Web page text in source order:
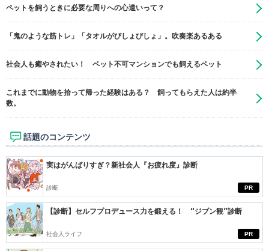
ペットを飼うときに必要な周りへの心遣いって？
「鬼のような筋トレ」「タオルがびしょびしょ」。吹奏楽あるある
社会人も癒やされたい！ ペット不可マンションでも飼えるペット
これまでに動物を拾って帰った経験はある？ 飼ってもらえた人は約半
数。
話題のコンテンツ
PR
実はがんばりすぎ？新社会人『お疲れ度』診断
診断
PR
【診断】セルフプロデュース力を鍛える！ “ジブン観”診断
社会人ライフ